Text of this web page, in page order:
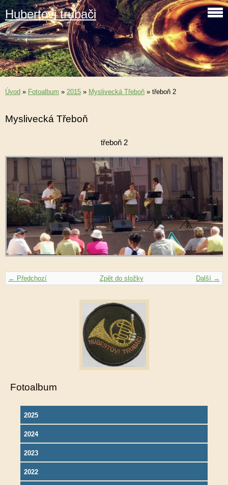
Hubertovi trubači
Úvod » Fotoalbum » 2015 » Myslivecká Třeboň » třeboň 2
Myslivecká Třeboň
třeboň 2
← Předchozí Další →
Zpět do složky
Fotoalbum
2025
2024
2023
2022